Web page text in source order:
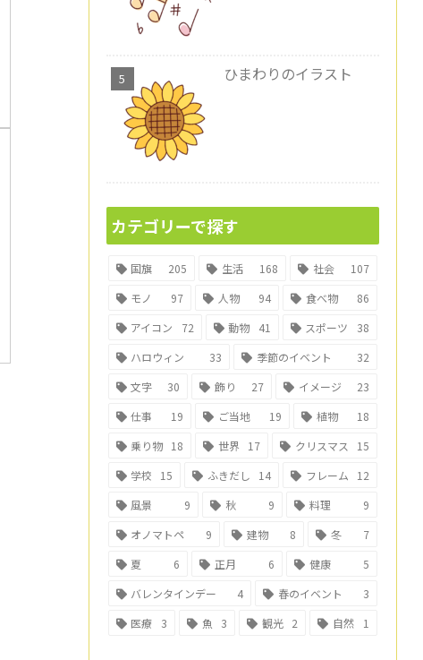
ひまわりのイラスト
カテゴリーで探す
国旗 205 生活 168 社会
107
モノ
97 人物 94 食べ物
86
アイコン
72 動物 41 スポーツ
38
ハロウィン
33 季節のイベント
32
文字
30 飾り 27 イメージ
23
仕事
19 ご当地 19 植物
18
乗り物 18 世界 17 クリスマス
15
学校
15 ふきだし 14 フレーム
12
風景
9 秋 9 料理
9
オノマトペ
9 建物 8 冬
7
夏
6 正月 6 健康
5
バレンタインデー
4 春のイベント
3
医療
3 魚 3 観光 2 自然 1